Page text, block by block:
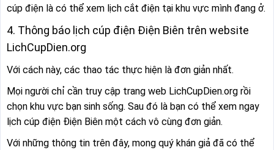
cúp điện là có thể xem lịch cắt điện tại khu vực mình đang ở.
4. Thông báo lịch cúp điện Điện Biên trên website
LichCupDien.org
Với cách này, các thao tác thực hiện là đơn giản nhất.
Mọi người chỉ cần truy cập trang web LichCupDien.org rồi
chọn khu vực bạn sinh sống. Sau đó là bạn có thể xem ngay
lịch cúp điện Điện Biên một cách vô cùng đơn giản.
Với những thông tin trên đây, mong quý khán giả đã có thể